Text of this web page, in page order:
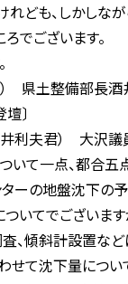
れども、しかしな
でございます。
県土整備部長酒
〕
利夫君） 大沢議
いて一点、都合五
ターの地盤沈下の
いてでございま
、傾斜計設置な
せて沈下量につ